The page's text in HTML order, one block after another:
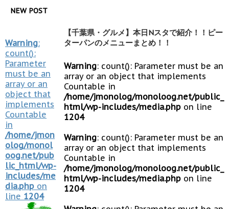
NEW POST
Warning:
count():
Parameter
must be an
array or an
object that
implements
Countable
in
/home/jmon
olog/monol
oog.net/pub
lic_html/wp-
includes/me
dia.php on
line 1204
【千葉県・グルメ】本日Nスタで紹介！！ピー
ターパンのメニューまとめ！！
Warning: count(): Parameter must be an
array or an object that implements
Countable in
/home/jmonolog/monoloog.net/public_
html/wp-includes/media.php on line
1204
Warning: count(): Parameter must be an
array or an object that implements
Countable in
/home/jmonolog/monoloog.net/public_
html/wp-includes/media.php on line
1204